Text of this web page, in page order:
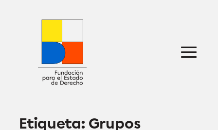
Sobre nosotros
Defensa jurídica
Prensa
Etiqueta: Grupos